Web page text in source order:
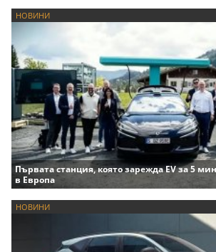
НОВИНИ
Първата станция, която зарежда EV за 5
в Европа
НОВИНИ